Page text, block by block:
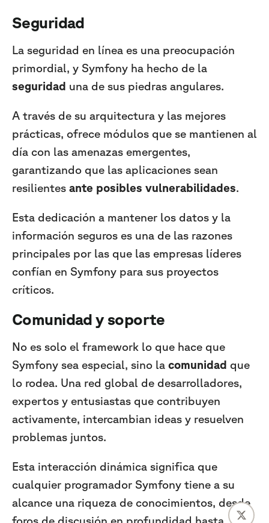
Seguridad
La seguridad en línea es una preocupación
primordial, y Symfony ha hecho de la
seguridad una de sus piedras angulares.
A través de su arquitectura y las mejores
prácticas, ofrece módulos que se mantienen al
día con las amenazas emergentes,
garantizando que las aplicaciones sean
resilientes ante posibles vulnerabilidades.
Esta dedicación a mantener los datos y la
información seguros es una de las razones
principales por las que las empresas líderes
confían en Symfony para sus proyectos
críticos.
Comunidad y soporte
No es solo el framework lo que hace que
Symfony sea especial, sino la comunidad que
lo rodea. Una red global de desarrolladores,
expertos y entusiastas que contribuyen
activamente, intercambian ideas y resuelven
problemas juntos.
Esta interacción dinámica significa que
cualquier programador Symfony tiene a su
alcance una riqueza de conocimientos, desde